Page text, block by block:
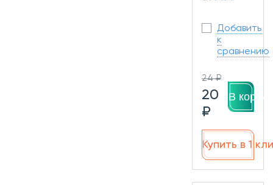
Добавить
к
сравнению
24 ₽
20
₽
В
Купить в 1